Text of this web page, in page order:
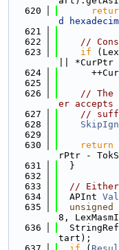
  620
d
  621
  622
//
  623
if
|| *CurPtr
  624
  625
  626
// The
er accepts
  627
//
  628
  629
  630
return
rPtr -
  631
  }
  632
  633
// Either
  634
  APInt
  635
unsigned
8,
  636
  StringRef
tart);